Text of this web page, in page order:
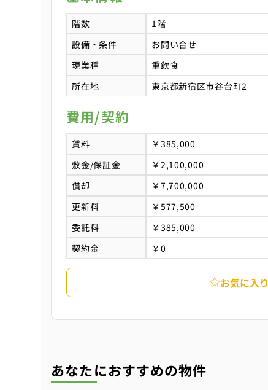
階数 1階
設備・条件
お問い合せ
現業種
重飲食
所在地
東京都新宿区市谷台町2
費用/契約
賃料 ￥385,000
敷金/保証金
￥2,100,000
償却
￥7,700,000
更新料
￥577,500
委託料
￥385,000
契約金
￥0
お気に入り
あなたにおすすめの物件